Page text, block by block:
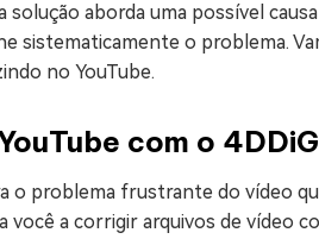
aborda uma possível
sistematicamente o problema.
no YouTube.
com o
o problema frustrante do vídeo
você a corrigir arquivos de vídeo